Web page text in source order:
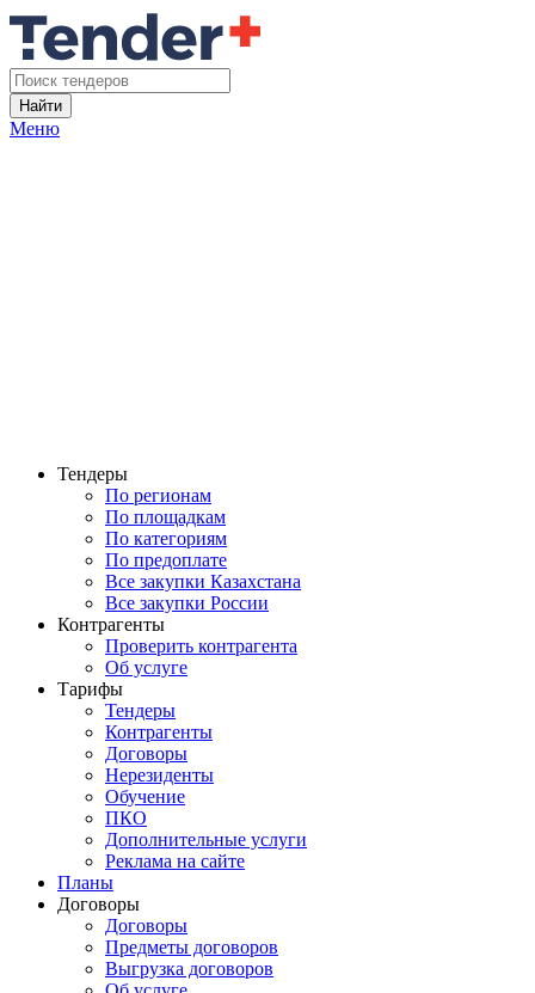
Найти
Меню
Тендеры
По регионам
По площадкам
По категориям
По предоплате
Все закупки Казахстана
Все закупки России
Контрагенты
Проверить контрагента
Об услуге
Тарифы
Тендеры
Контрагенты
Договоры
Нерезиденты
Обучение
ПКО
Дополнительные услуги
Реклама на сайте
Планы
Договоры
Договоры
Предметы договоров
Выгрузка договоров